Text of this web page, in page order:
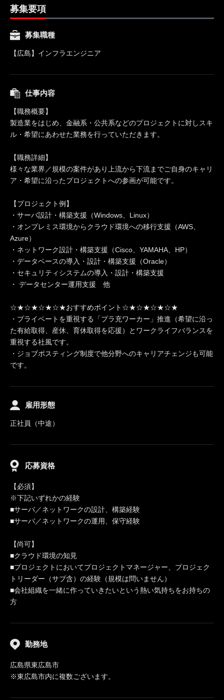
募集要項
募集職種
【広島】インフラエンジニア
仕事内容
【職務概要】
製造業をはじめ、金融系・公共系などのプロジェクトに対しスキ
ル・希望にあわせた業務を行っていただきます。
【職務詳細】
様々な業界／規模の案件があり上流から下流までご自身のキャリ
ア・希望に沿ったプロジェクトへの参画が可能です。
【プロジェクト例】
・サーバ設計・構築支援（Windows、Linux）
・オンプレミス環境からクラウド環境への移行支援（AWS、
Azure）
・ネットワーク設計・構築支援（Cisco、YAMAHA、HP）
・データベースの導入・設計・構築支援（Oracle）
・セキュリティシステムの導入・設計・構築支援
・ データセンター運用支援 他
☆★☆★☆★☆★おすすめポイント☆★☆★☆★☆★
・プライベートを重視する「プラ充ワーカー」推進（希望に沿っ
た有給取得、産休、育休取得を応援）とワークライフバランスを
重視する社風です。
・ジョブポスティング制度で他分野へのキャリアチェンジも可能
です。
雇用形態
正社員（中途）
応募資格
【必須】
※下記いずれかの経験
■サーバ／ネットワークの設計、構築経験
■サーバ／ネットワークの運用、保守経験
【尚可】
■クラウド環境の知見
■プロジェクトにおいてプロジェクトマネージャー、プロジェク
トリーダー（サブ含）の経験（規模は問いません）
■会社組織を一緒に作っていきたいという熱い気持ちをお持ちの
方
勤務地
広島県東広島市
※東広島市内に複数ございます。